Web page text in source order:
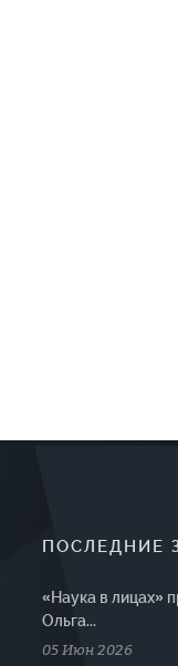
ПОСЛЕДНИЕ
«Наука в лицах»
Ольга...
05 Июн 2026